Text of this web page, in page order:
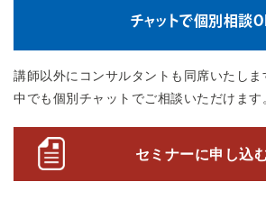
チャットで個別相談
講師以外にコンサルタントも同席いたし
中でも個別チャットでご相談いただけます
セミナーに申し込